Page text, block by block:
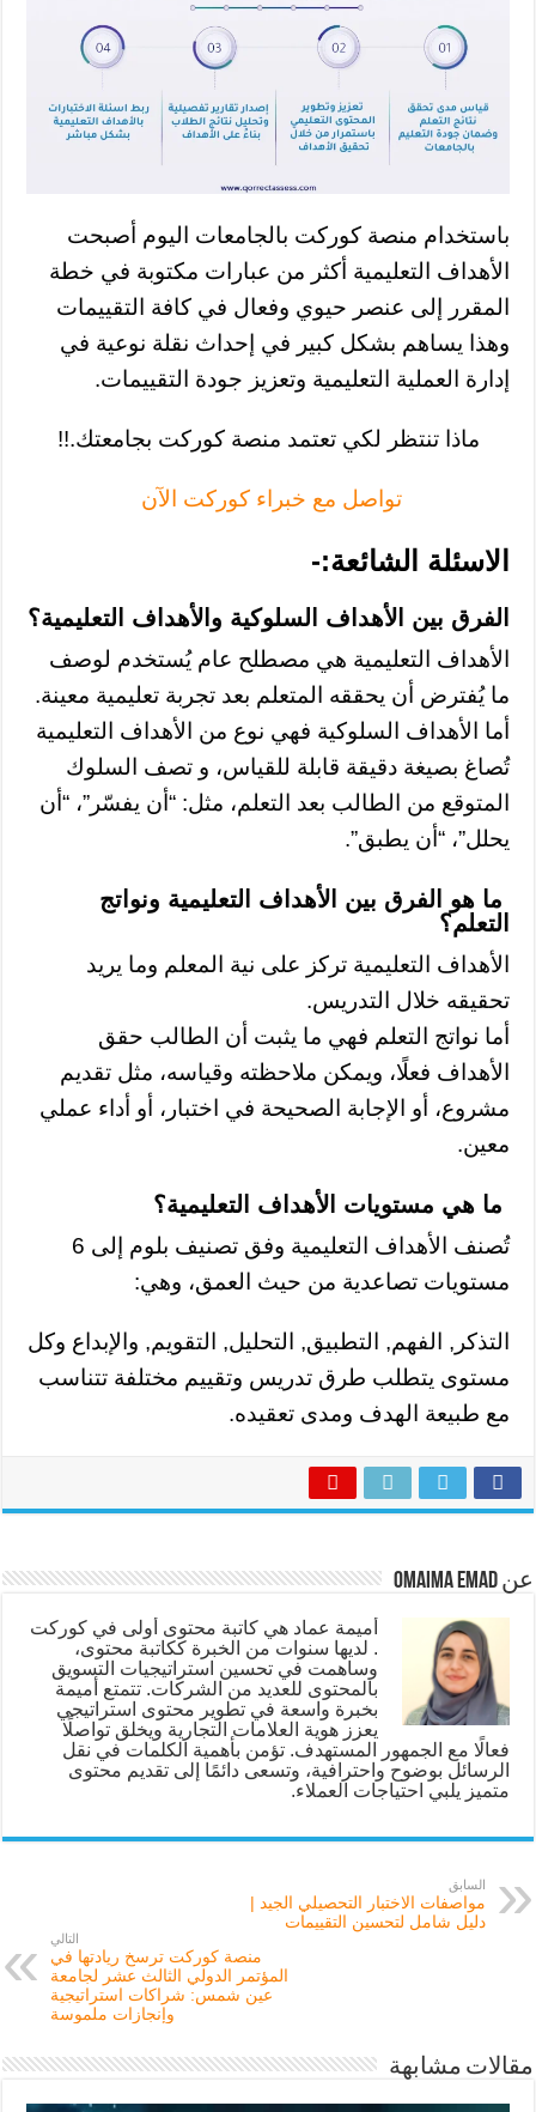
باستخدام منصة كوركت بالجامعات اليوم أصبحت
الأهداف التعليمية أكثر من عبارات مكتوبة في خطة
المقرر إلى عنصر حيوي وفعال في كافة التقييمات
وهذا يساهم بشكل كبير في إحداث نقلة نوعية في
إدارة العملية التعليمية وتعزيز جودة التقييمات.
ماذا تنتظر لكي تعتمد منصة كوركت بجامعتك.!!
تواصل مع خبراء كوركت الآن
الاسئلة الشائعة:-
الفرق بين الأهداف السلوكية والأهداف التعليمية؟
الأهداف التعليمية هي مصطلح عام يُستخدم لوصف
ما يُفترض أن يحققه المتعلم بعد تجربة تعليمية معينة.
أما الأهداف السلوكية فهي نوع من الأهداف التعليمية
تُصاغ بصيغة دقيقة قابلة للقياس، و تصف السلوك
المتوقع من الطالب بعد التعلم، مثل: “أن يفسّر”، “أن
يحلل”، “أن يطبق”.
ما هو الفرق بين الأهداف التعليمية ونواتج
التعلم؟
الأهداف التعليمية تركز على نية المعلم وما يريد
تحقيقه خلال التدريس.
أما نواتج التعلم فهي ما يثبت أن الطالب حقق
الأهداف فعلًا، ويمكن ملاحظته وقياسه، مثل تقديم
مشروع، أو الإجابة الصحيحة في اختبار، أو أداء عملي
معين.
ما هي مستويات الأهداف التعليمية؟
تُصنف الأهداف التعليمية وفق تصنيف بلوم إلى 6
مستويات تصاعدية من حيث العمق، وهي:
التذكر, الفهم, التطبيق, التحليل, التقويم, والإبداع وكل
مستوى يتطلب طرق تدريس وتقييم مختلفة تتناسب
مع طبيعة الهدف ومدى تعقيده.
عن Omaima Emad
أميمة عماد هي كاتبة محتوى أولى في كوركت
. لديها سنوات من الخبرة ككاتبة محتوى،
وساهمت في تحسين استراتيجيات التسويق
بالمحتوى للعديد من الشركات. تتمتع أميمة
بخبرة واسعة في تطوير محتوى استراتيجي
يعزز هوية العلامات التجارية ويخلق تواصلًا
فعالًا مع الجمهور المستهدف. تؤمن بأهمية الكلمات في نقل
الرسائل بوضوح واحترافية، وتسعى دائمًا إلى تقديم محتوى
متميز يلبي احتياجات العملاء.
السابق
مواصفات الاختبار التحصيلي الجيد |
دليل شامل لتحسين التقييمات
التالي
منصة كوركت ترسخ ريادتها في
المؤتمر الدولي الثالث عشر لجامعة
عين شمس: شراكات استراتيجية
وإنجازات ملموسة
مقالات مشابهة